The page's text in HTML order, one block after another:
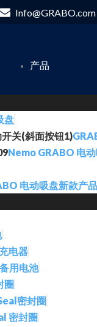
Info@GRABO.com
产品
盘
Nemo GRABO 电
电动吸盘新款产品
电器
用电池
圈
密封圈
密封圈